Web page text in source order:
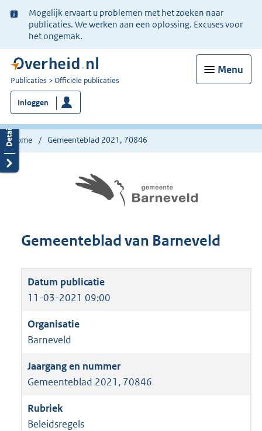
Ter
informatie:
Mogelijk ervaart u problemen met het zoeken naar
publicaties. We werken aan een oplossing. Excuses voor
het ongemak.
Menu
U
bent
nu
hier:
Publicaties Officiële publicaties
Inloggen
Home Gemeenteblad 2021, 70846
Gemeenteblad van Barneveld
11-03-2021 09:00
Barneveld
Gemeenteblad 2021, 70846
Beleidsregels